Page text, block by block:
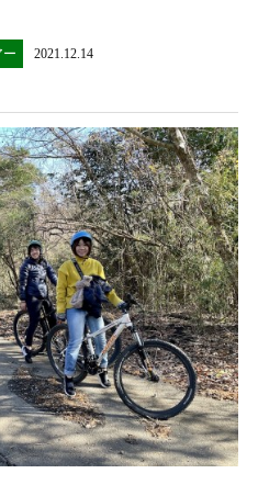
ー 2021.12.14